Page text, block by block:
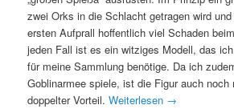
zwei Orks in die Schlacht getragen wird
ersten Aufprall hoffentlich viel Schaden
jeden Fall ist es ein witziges Modell, das
für meine Sammlung benötige. Da ich
Goblinarmee spiele, ist die Figur auch
doppelter Vorteil.Weiterlesen →